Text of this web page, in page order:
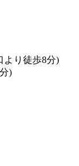
より徒歩8分)
)